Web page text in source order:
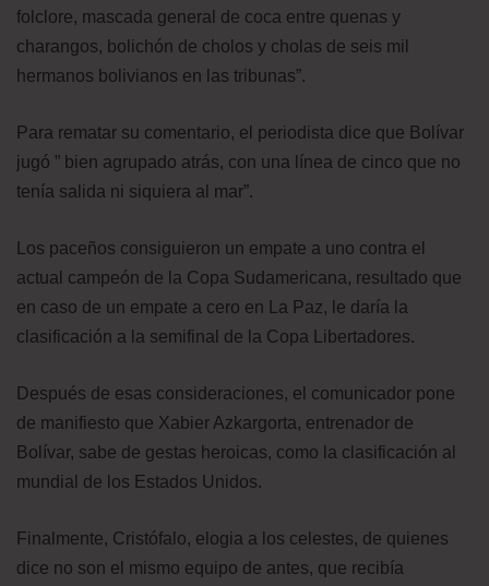
folclore, mascada general de coca entre quenas y
charangos, bolichón de cholos y cholas de seis mil
hermanos bolivianos en las tribunas”.
Para rematar su comentario, el periodista dice que Bolívar
jugó ” bien agrupado atrás, con una línea de cinco que no
tenía salida ni siquiera al mar”.
Los paceños consiguieron un empate a uno contra el
actual campeón de la Copa Sudamericana, resultado que
en caso de un empate a cero en La Paz, le daría la
clasificación a la semifinal de la Copa Libertadores.
Después de esas consideraciones, el comunicador pone
de manifiesto que Xabier Azkargorta, entrenador de
Bolívar, sabe de gestas heroicas, como la clasificación al
mundial de los Estados Unidos.
Finalmente, Cristófalo, elogia a los celestes, de quienes
dice no son el mismo equipo de antes, que recibía